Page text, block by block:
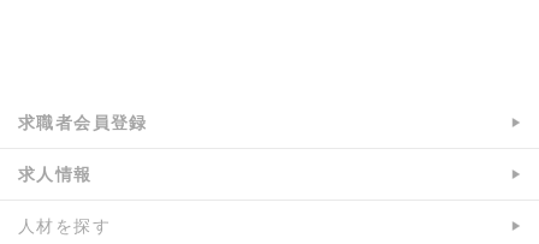
ェ
ア
求職者会員登録
求人情報
人材を探す